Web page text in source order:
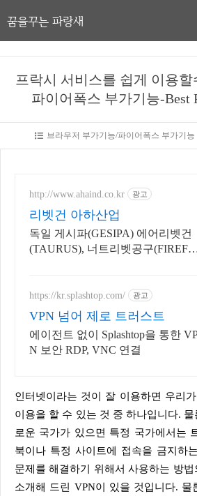
꿈을꾸는 파랑새
프락시 서비스를 쉽게 이용
파이어폭스 부가기능-Best
브라우저 부가기능/파이어폭스 부가기능
http://www.ahaind.co.kr 광고
리벳건 아하산업
독일 게시파(GESIPA) 에어리벳건
(TAURUS), 너트리벳공구(FIREFO
https://kr.splashtop.com/ 광고
VPN 넘어 제로 트러스트
에이전트 없이 Splashtop을 통한
N 보안 RDP, VNC 연결
인터넷이라는 것이 잘 이용하면 우리가 생활하면서 편리하게
이용을 할 수 있는 것 중 하나입니다.
로운 국가가 있으면 특정 국가에서는
북이나 특정 사이트에 접속을 금지하
문제를 해결하기 위해서 사용하는 방법
소개해 드린 VPN이 있을 것입니다. 물